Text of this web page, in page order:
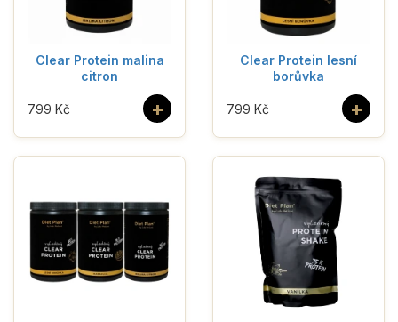
Clear Protein malina
citron
+
799 Kč
Clear Protein lesní
borůvka
+
799 Kč